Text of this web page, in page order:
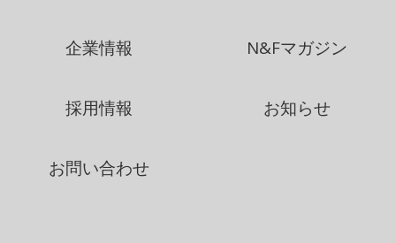
企業情報 N&Fマガジン
採用情報 お知らせ
お問い合わせ